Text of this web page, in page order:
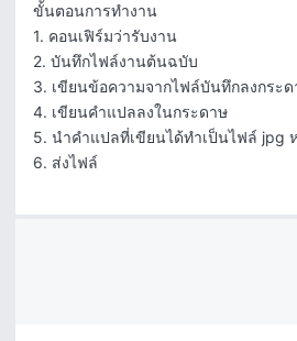
ขั้นตอนการทำงาน
1. คอนเฟิร์มว่ารับงาน
2. บันทึกไฟล์งานต้นฉบับ
3. เขียนข้อความจากไฟล์บันทึกลงกระด
4. เขียนคำแปลลงในกระดาษ
5. นำคำแปลที่เขียนได้ทำเป็นไฟล์ jpg
6. ส่งไฟล์